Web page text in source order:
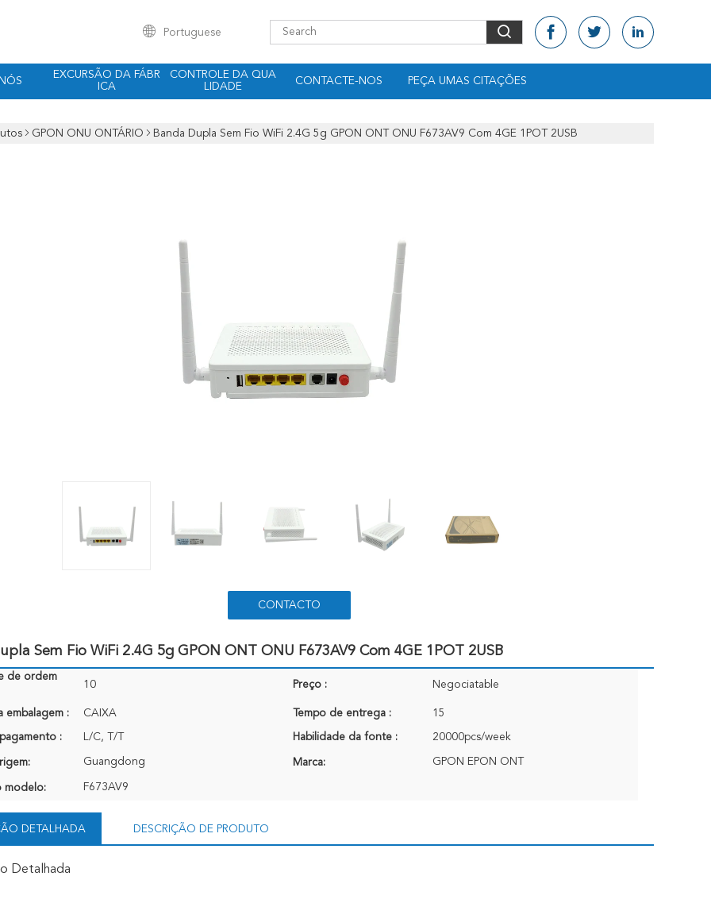
Portuguese
EXCURSÃO DA FÁBR
ICA
CONTROLE DA QUA
LIDADE
CONTACTE-NOS PEÇA UMAS CITAÇÕES
GPON ONU ONTÁRIO Banda Dupla Sem Fio WiFi 2.4G 5g GPON ONT ONU F673AV9 Com 4GE 1POT 2USB
CONTACTO
Sem Fio WiFi 2.4G 5g GPON ONT ONU F673AV9 Com 4GE 1POT 2USB
de ordem
10 Preço : Negociatable
embalagem : CAIXA Tempo de entrega : 15
pagamento : L/C, T/T Habilidade da fonte : 20000pcs/week
Guangdong Marca: GPON EPON ONT
modelo: F673AV9
DETALHADA DESCRIÇÃO DE PRODUTO
Detalhada